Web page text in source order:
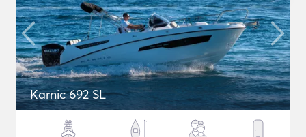
Karnic 692 SL